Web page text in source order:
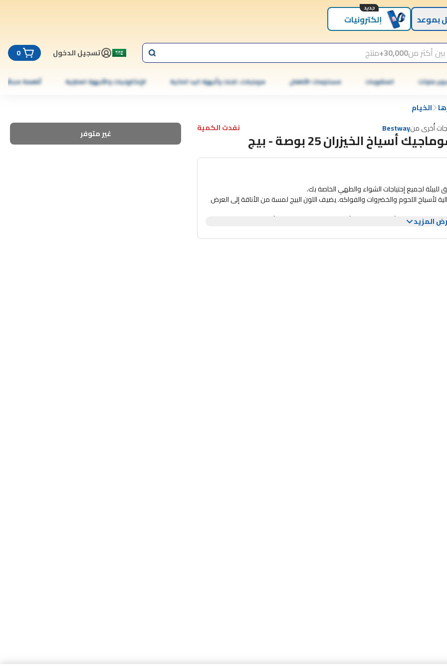
بموعد إلكترونيات
جديد
أكثر من30,000+ منتج تسجيل الدخول 0
ماركت المشروبات مستلزمات الأطفال موبايلات، تابلت وأجهزة اليد الذكية الإلكترونيات والأجهزة المنزلية أطعمة مجمّدة
الخيام
أُخرى منBestway نفدت الكمية
أسياخ الخيزران 25 بوصة - بيج غير متوفر
لجميع إحتياجات الشواء والطهي الخاصة بك.
قوية ومتينة، ومثالية لأسياخ اللحوم والخضروات والفواكه. يضيف اللون البيج لمسة من الأناقة إلى العرض
تشوي الكباب، أو تصنع الساتيه، أو تحميص المارشميلو، فإن أسياخ الخيزران من
المزيد